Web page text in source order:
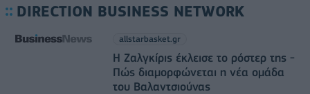
DIRECTION BUSINESS NETWORK
allstarbasket.gr
Η Ζαλγκίρις έκλεισε το ρόστερ της -
Πώς διαμορφώνεται η νέα ομάδα
του Βαλαντσιούνας